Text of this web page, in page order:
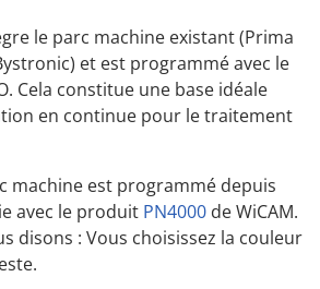
le parc machine existant (Prima
et est programmé avec le
Cela constitue une base idéale
en continue pour le traitement
machine est programmé depuis
avec le produit PN4000 de WiCAM.
disons : Vous choisissez la couleur